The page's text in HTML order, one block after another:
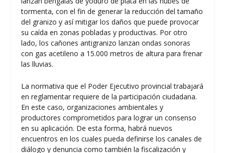
tormenta, con el fin de generar la reducción del tamaño
del granizo y así mitigar los daños que puede provocar
su caída en zonas pobladas y productivas. Por otro
lado, los cañones antigranizo lanzan ondas sonoras
con gas acetileno a 15.000 metros de altura para frenar
las lluvias.
La normativa que el Poder Ejecutivo provincial trabajará
en reglamentar requiere de la participación ciudadana.
En este caso, organizaciones ambientales y
productores comprometidos para lograr un consenso
en su aplicación. De esta forma, habrá nuevos
encuentros en los cuales pueda definirse los canales de
diálogo y denuncia como también la fiscalización y